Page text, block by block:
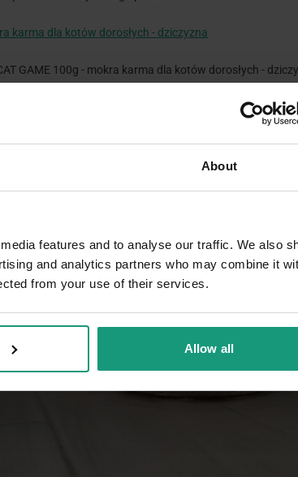
About
features and to analyse our traffic. We also
and analytics partners who may combine it
from your use of their services.
Allow all
GAME 100g - mokra karma dla kotów dorosłych -